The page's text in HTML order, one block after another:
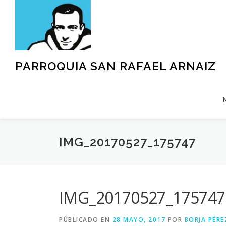
PARROQUIA SAN RAFAEL ARNAIZ
IMG_20170527_175747
IMG_20170527_175747
PÚBLICADO EN 28 MAYO, 2017 POR BORJA